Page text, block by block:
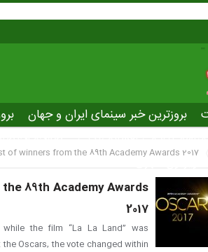
بروزترین خبر سینمای ایران و جهان
تلویزیون شهری
of winners from the 89th Academy Awards 2017 .”>
89th Academy Awards
2017
the film “La La Land” was
Oscars, the vote changed within